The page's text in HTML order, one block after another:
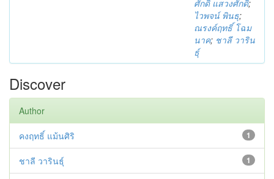
ศักดิ์ แสวงศักดิ์;
ไวพจน์ พินธุ;
ณรงค์ฤทธิ์ โฉม
นาค; ชาลี วาริน
ธุ์
Discover
Author
1
คงฤทธิ์ แม้นศิริ
1
ชาลี วารินธุ์